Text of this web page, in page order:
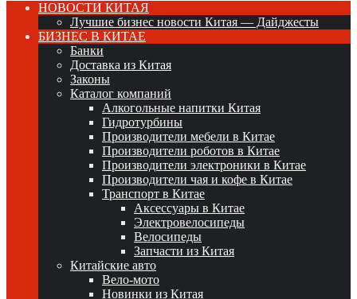
НОВОСТИ КИТАЯ
Лучшие бизнес новости Китая — Дайджесты
БИЗНЕС В КИТАЕ
Банки
Доставка из Китая
Законы
Каталог компаний
Алкогольные напитки Китая
Гидротурбины
Производители мебели в Китае
Производители роботов в Китае
Производители электроники в Китае
Производители чая и кофе в Китае
Транспорт в Китае
Аксессуары в Китае
Электровелосипеды
Велосипеды
Запчасти из Китая
Китайские авто
Вело-мото
Новинки из Китая